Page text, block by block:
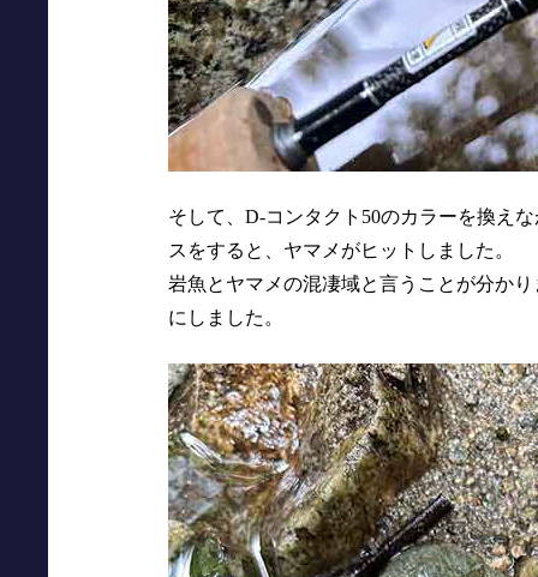
そして、D-コンタクト50のカラーを換え
スをすると、ヤマメがヒットしました。
岩魚とヤマメの混凄域と言うことが分か
にしました。